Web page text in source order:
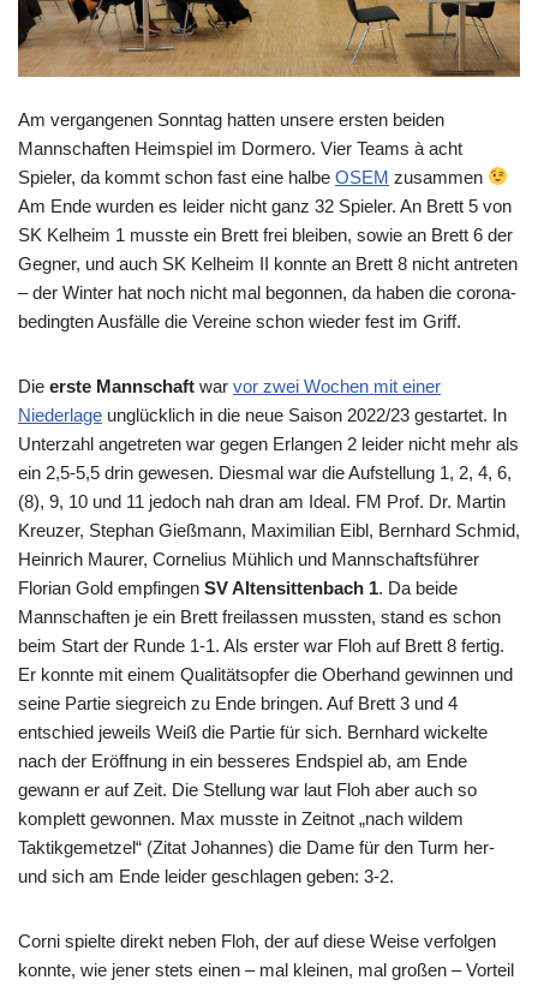
Am vergangenen Sonntag hatten unsere ersten beiden
Mannschaften Heimspiel im Dormero. Vier Teams à acht
Spieler, da kommt schon fast eine halbe OSEM zusammen
Am Ende wurden es leider nicht ganz 32 Spieler. An Brett 5 von
SK Kelheim 1 musste ein Brett frei bleiben, sowie an Brett 6 der
Gegner, und auch SK Kelheim II konnte an Brett 8 nicht antreten
– der Winter hat noch nicht mal begonnen, da haben die corona-
bedingten Ausfälle die Vereine schon wieder fest im Griff.
Die erste Mannschaft war vor zwei Wochen mit einer
Niederlage unglücklich in die neue Saison 2022/23 gestartet. In
Unterzahl angetreten war gegen Erlangen 2 leider nicht mehr als
ein 2,5-5,5 drin gewesen. Diesmal war die Aufstellung 1, 2, 4, 6,
(8), 9, 10 und 11 jedoch nah dran am Ideal. FM Prof. Dr. Martin
Kreuzer, Stephan Gießmann, Maximilian Eibl, Bernhard Schmid,
Heinrich Maurer, Cornelius Mühlich und Mannschaftsführer
Florian Gold empfingen SV Altensittenbach 1. Da beide
Mannschaften je ein Brett freilassen mussten, stand es schon
beim Start der Runde 1-1. Als erster war Floh auf Brett 8 fertig.
Er konnte mit einem Qualitätsopfer die Oberhand gewinnen und
seine Partie siegreich zu Ende bringen. Auf Brett 3 und 4
entschied jeweils Weiß die Partie für sich. Bernhard wickelte
nach der Eröffnung in ein besseres Endspiel ab, am Ende
gewann er auf Zeit. Die Stellung war laut Floh aber auch so
komplett gewonnen. Max musste in Zeitnot „nach wildem
Taktikgemetzel“ (Zitat Johannes) die Dame für den Turm her-
und sich am Ende leider geschlagen geben: 3-2.
Corni spielte direkt neben Floh, der auf diese Weise verfolgen
konnte, wie jener stets einen – mal kleinen, mal großen – Vorteil